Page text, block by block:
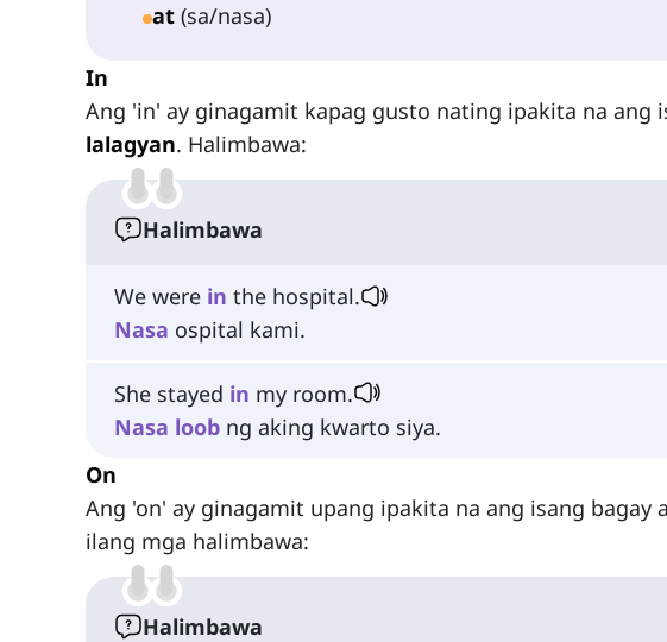
at (sa/nasa)
In
Ang 'in' ay ginagamit kapag gusto nating ipakita na ang
lalagyan. Halimbawa:
Halimbawa
We were in the hospital.
Nasa ospital kami.
She stayed in my room.
Nasa loob ng aking kwarto siya.
On
Ang 'on' ay ginagamit upang ipakita na ang isang
ilang mga halimbawa:
Halimbawa